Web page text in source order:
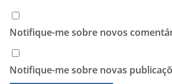
Notifique-me sobre novos
Notifique-me sobre novas